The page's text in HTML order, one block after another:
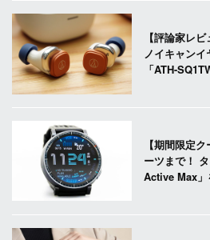
【評論家レ
ノイキャン
「ATH-
【期間限定
ーツまで！
Active Max